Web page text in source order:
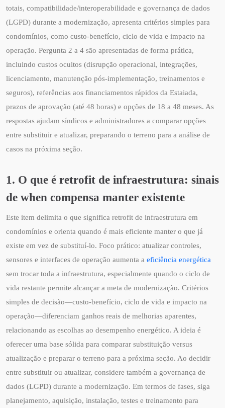
totais, compatibilidade/interoperabilidade e governança de dados
(LGPD) durante a modernização, apresenta critérios simples para
condomínios, como custo‑benefício, ciclo de vida e impacto na
operação. Pergunta 2 a 4 são apresentadas de forma prática,
incluindo custos ocultos (disrupção operacional, integrações,
licenciamento, manutenção pós‑implementação, treinamentos e
seguros), referências aos financiamentos rápidos da Estaiada,
prazos de aprovação (até 48 horas) e opções de 18 a 48 meses. As
respostas ajudam síndicos e administradores a comparar opções
entre substituir e atualizar, preparando o terreno para a análise de
casos na próxima seção.
1. O que é retrofit de infraestrutura: sinais
de when compensa manter existente
Este item delimita o que significa retrofit de infraestrutura em
condomínios e orienta quando é mais eficiente manter o que já
existe em vez de substituí-lo. Foco prático: atualizar controles,
sensores e interfaces de operação aumenta a eficiência energética
sem trocar toda a infraestrutura, especialmente quando o ciclo de
vida restante permite alcançar a meta de modernização. Critérios
simples de decisão—custo-benefício, ciclo de vida e impacto na
operação—diferenciam ganhos reais de melhorias aparentes,
relacionando as escolhas ao desempenho energético. A ideia é
oferecer uma base sólida para comparar substituição versus
atualização e preparar o terreno para a próxima seção. Ao decidir
entre substituir ou atualizar, considere também a governança de
dados (LGPD) durante a modernização. Em termos de fases, siga
planejamento, aquisição, instalação, testes e treinamento para